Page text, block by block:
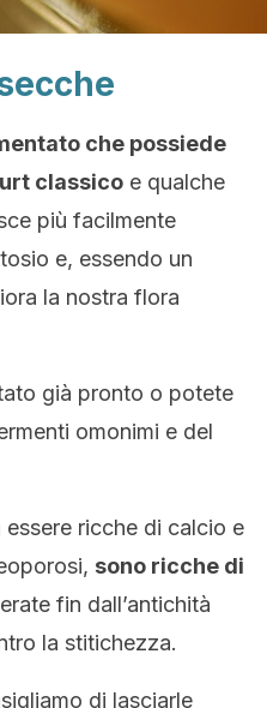
che possiede
classico e qualche
più facilmente
e, essendo un
la nostra flora
già pronto o potete
omonimi e del
ricche di calcio e
sono ricche di
fin dall’antichità
la stitichezza.
di lasciarle